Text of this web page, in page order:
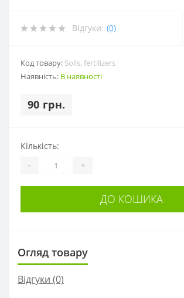
Відгуки: (0)
Код товару: Soils, fertilizers
Наявність: В наявності
90 грн.
Кількість:
- +
ДО КОШИКА
Огляд товару
Відгуки (0)